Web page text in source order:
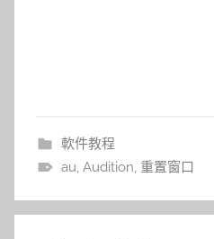
軟件教程
au, Audition, 重置窗口